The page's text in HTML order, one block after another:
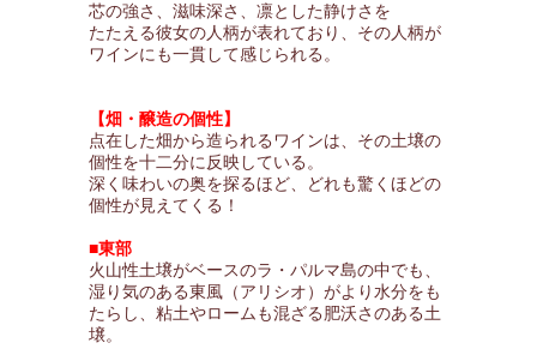
芯の強さ、滋味深さ、凛とした静けさを
たたえる彼女の人柄が表れており、その人柄が
ワインにも一貫して感じられる。
【畑・醸造の個性】
点在した畑から造られるワインは、その土壌の
個性を十二分に反映している。
深く味わいの奥を探るほど、どれも驚くほどの
個性が見えてくる！
■東部
火山性土壌がベースのラ・パルマ島の中でも、
湿り気のある東風（アリシオ）がより水分をも
たらし、粘土やロームも混ざる肥沃さのある土
壌。